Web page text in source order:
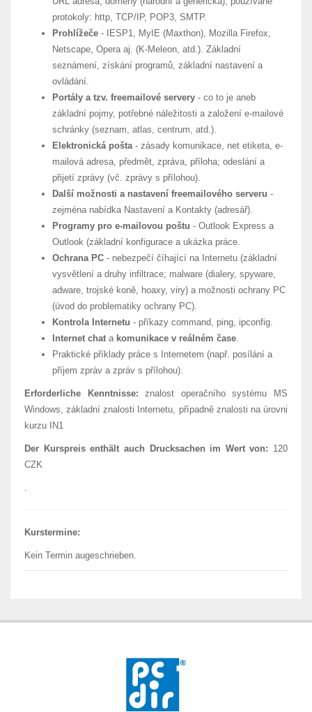
protokoly: http, TCP/IP, POP3, SMTP.
Prohlížeče - IESP1, MyIE (Maxthon), Mozilla Firefox,
Netscape, Opera aj. (K-Meleon, atd.). Základní
seznámení, získání programů, základní nastavení a
ovládání.
Portály a tzv. freemailové servery - co to je aneb
základní pojmy, potřebné náležitosti a založení e-mailové
schránky (seznam, atlas, centrum, atd.).
Elektronická pošta- zásady komunikace, net etiketa, e-
mailová adresa, předmět, zpráva, příloha; odeslání a
přijetí zprávy (vč. zprávy s přílohou).
Další možnosti a nastavení freemailového serveru -
zejména nabídka Nastavení a Kontakty (adresář).
Programy pro e-mailovou poštu - Outlook Express a
Outlook (základní konfigurace a ukázka práce.
Ochrana PC - nebezpečí číhající na Internetu (základní
vysvětlení a druhy infiltrace; malware (dialery, spyware,
adware, trojské koně, hoaxy, viry) a možnosti ochrany PC
(úvod do problematiky ochrany PC).
Kontrola Internetu - příkazy command, ping, ipconfig.
Internet chat a komunikace v reálném čase.
Praktické příklady práce s Internetem (např. posílání a
příjem zpráv a zpráv s přílohou).
Erforderliche Kenntnisse: znalost operačního systému MS
Windows, základní znalosti Internetu, případně znalosti na úrovni
kurzu IN1
Der Kurspreis enthält auch Drucksachen im Wert von: 120
CZK
.
Kurstermine:
Kein Termin augeschrieben.